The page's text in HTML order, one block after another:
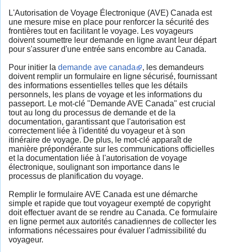
L'Autorisation de Voyage Électronique (AVE) Canada est
une mesure mise en place pour renforcer la sécurité des
frontières tout en facilitant le voyage. Les voyageurs
doivent soumettre leur demande en ligne avant leur départ
pour s'assurer d'une entrée sans encombre au Canada.
Pour initier la demande ave canada
, les demandeurs
doivent remplir un formulaire en ligne sécurisé, fournissant
des informations essentielles telles que les détails
personnels, les plans de voyage et les informations du
passeport. Le mot-clé "Demande AVE Canada" est crucial
tout au long du processus de demande et de la
documentation, garantissant que l'autorisation est
correctement liée à l'identité du voyageur et à son
itinéraire de voyage. De plus, le mot-clé apparaît de
manière prépondérante sur les communications officielles
et la documentation liée à l'autorisation de voyage
électronique, soulignant son importance dans le
processus de planification du voyage.
Remplir le formulaire AVE Canada est une démarche
simple et rapide que tout voyageur exempté de copyright
doit effectuer avant de se rendre au Canada. Ce formulaire
en ligne permet aux autorités canadiennes de collecter les
informations nécessaires pour évaluer l'admissibilité du
voyageur.